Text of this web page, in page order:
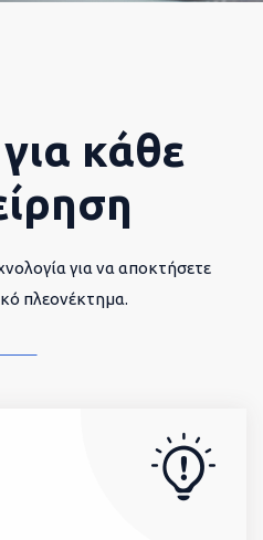
κάθε
για να αποκτήσετε
πλεονέκτημα.